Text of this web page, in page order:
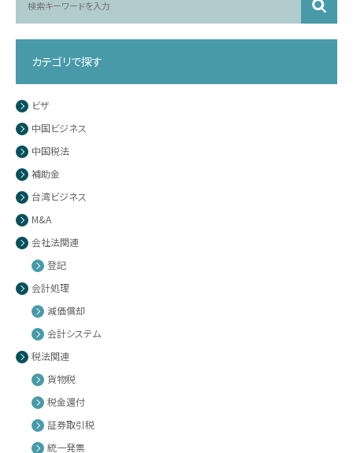
カテゴリで探す
ビザ
中国ビジネス
中国税法
補助金
台湾ビジネス
M&A
会社法関連
登記
会計処理
減価償却
会計システム
税法関連
貨物税
税金還付
証券取引税
統一発票